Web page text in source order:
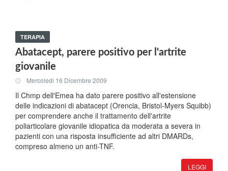
TERAPIA
Abatacept, parere positivo per l'artrite
giovanile
Mercoledi 16 Dicembre 2009
Il Chmp dell'Emea ha dato parere positivo all'estensione
delle indicazioni di abatacept (Orencia, Bristol-Myers Squibb)
per comprendere anche il trattamento dell'artrite
poliarticolare giovanile idiopatica da moderata a severa in
pazienti con una risposta insufficiente ad altri DMARDs,
compreso almeno un anti-TNF.
LEGGI